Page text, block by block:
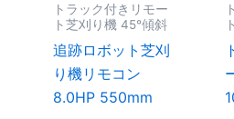
ン
は
商
品
ペ
トラック付きリモー
ト芝刈り機 45°傾斜
追跡ロボット芝刈
り機リモコン
8.0HP 550mm
数
バ
リ
エ